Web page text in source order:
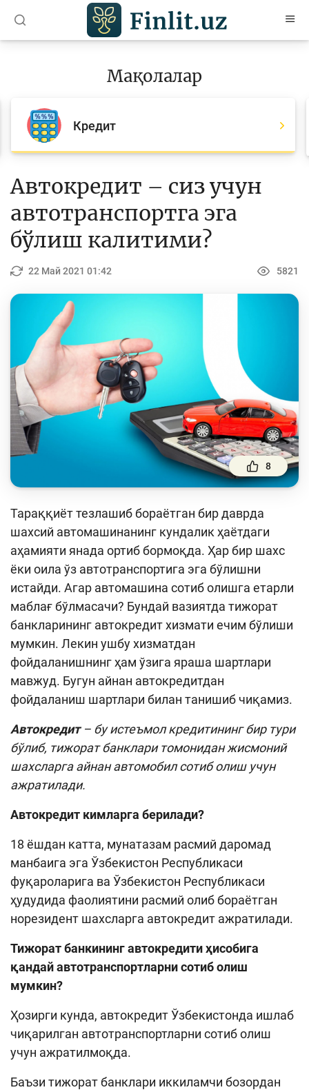
Барча мақолалар
Банк агентлари учун
Ислом молияси
Тўлов ва ўтказмалар
Молия бозори
Пул-кредит сиёсати ва унинг элементлари
Молиявий хавфсизлик
Банк хизматлари истеъмолчилари
ҳуқуқлари
Ўқув қўлланмалар
Лойиҳалар
Интерактив хизматлар
Фотогалерея
Лойиҳа ҳақида
Кенгайтирилган қидирув
Сайт харитаси
Мақолалар
Кредит
Автокредит – сиз учун
автотранспортга эга
бўлиш калитими?
22 Май 2021 01:42 5821
8
Тараққиёт тезлашиб бораётган бир даврда
шахсий автомашинанинг кундалик ҳаётдаги
аҳамияти янада ортиб бормоқда. Ҳар бир шахс
ёки оила ўз автотранспортига эга бўлишни
истайди. Агар автомашина сотиб олишга етарли
маблағ бўлмасачи? Бундай вазиятда тижорат
банкларининг автокредит хизмати ечим бўлиши
мумкин. Лекин ушбу хизматдан
фойдаланишнинг ҳам ўзига яраша шартлари
мавжуд. Бугун айнан автокредитдан
фойдаланиш шартлари билан танишиб чиқамиз.
Автокредит– бу истеъмол кредитининг бир тури
бўлиб, тижорат банклари томонидан жисмоний
шахсларга айнан автомобил сотиб олиш учун
ажратилади.
Автокредит кимларга берилади?
18 ёшдан катта, мунатазам расмий даромад
манбаига эга Ўзбекистон Республикаси
фуқароларига ва Ўзбекистон Республикаси
ҳудудида фаолиятини расмий олиб бораётган
норезидент шахсларга автокредит ажратилади.
Тижорат банкининг автокредити ҳисобига
қандай автотранспортларни сотиб олиш
мумкин?
Ҳозирги кунда, автокредит Ўзбекистонда ишлаб
чиқарилган автотранспортларни сотиб олиш
учун ажратилмоқда.
Баъзи тижорат банклари иккиламчи бозордан